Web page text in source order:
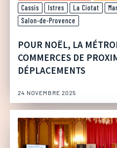
Cassis
Istres La Ciotat
Salon-de-Provence
POUR NOËL, LA
COMMERCES DE
DÉPLACEMENTS
24 NOVEMBRE 2025